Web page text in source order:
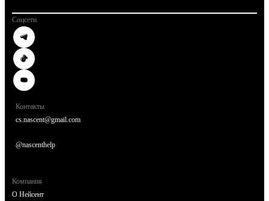
Соцсети
Контакты
cs.nascent@gmail.com
@nascenthelp
Компания
О Нейсент